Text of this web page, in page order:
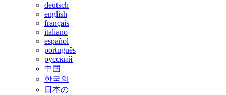
deutsch
english
français
italiano
español
português
русский
中国
한국의
日本の